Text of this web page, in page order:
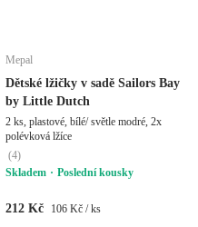
Mepal
Dětské lžičky v sadě Sailors Bay
by Little Dutch
2 ks, plastové, bílé/ světle modré, 2x
polévková lžíce
(4)
Skladem
Poslední kousky
212 Kč 106 Kč / ks